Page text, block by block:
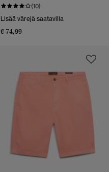
(10)
Lisää värejä saatavilla
€ 74,99